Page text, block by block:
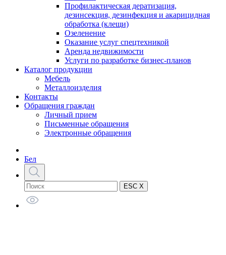
Профилактическая дератизация,
дезинсекция, дезинфекция и акарицидная
обработка (клещи)
Озеленение
Оказание услуг спецтехникой
Аренда недвижимости
Услуги по разработке бизнес-планов
Каталог продукции
Мебель
Металлоизделия
Контакты
Обращения граждан
Личный прием
Письменные обращения
Электронные обращения
Бел
ESC X